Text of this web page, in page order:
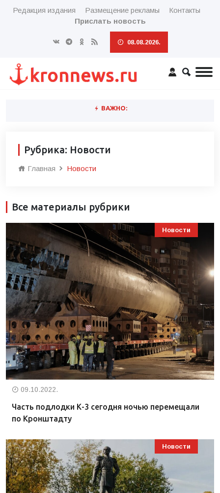
Редакция издания Размещение рекламы
Контакты
Прислать новость
08.08.2026.
ВАЖНО:
Рубрика: Новости
Главная Новости
Все материалы рубрики
Новости
09.10.2022.
Часть подлодки К-3 сегодня ночью перемещали
по Кронштадту
Новости